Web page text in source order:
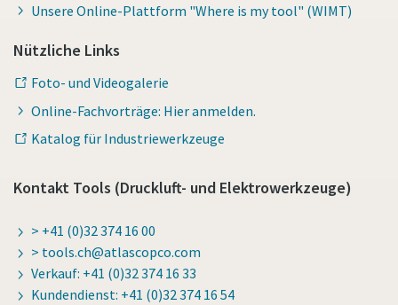
Unsere Online-Plattform "Where is my tool" (WIMT)
Nützliche Links
Foto- und Videogalerie
Online-Fachvorträge: Hier anmelden.
Katalog für Industriewerkzeuge
Kontakt Tools (Druckluft- und Elektrowerkzeuge)
> +41 (0)32 374 16 00
> tools.ch@atlascopco.com
Verkauf: +41 (0)32 374 16 33
Kundendienst: +41 (0)32 374 16 54